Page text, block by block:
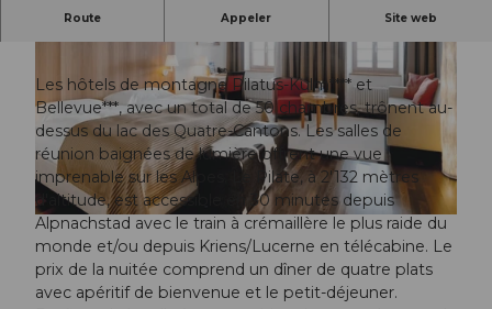
© Obwalden Tourismus, Obwalden Tourismus, Lukas Sprung
© Obwalden Tourismus, Obwalden Tourismus, Urs Wyss
Route Appeler Site web
Si proche et pourtant dans un tout autre monde !
Les hôtels de montagne Pilatus-Kulm**** et
Bellevue***, avec un total de 50 chambres, trônent au-
dessus du lac des Quatre-Cantons. Les salles de
réunion baignées de lumière offrent une vue
imprenable sur les Alpes. Le Pilate, à 2'132 mètres
d'altitude, est accessible en 30 minutes depuis
Alpnachstad avec le train à crémaillère le plus raide du
monde et/ou depuis Kriens/Lucerne en télécabine. Le
prix de la nuitée comprend un dîner de quatre plats
avec apéritif de bienvenue et le petit-déjeuner.